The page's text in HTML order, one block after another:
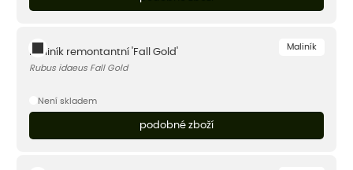
Maliník
Maliník remontantní 'Fall Gold'
Rubus idaeus Fall Gold
Není skladem
podobné zboží